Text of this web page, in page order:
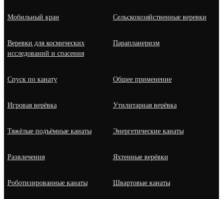
Мобильный кран Сельскохозяйственные веревки
Веревки для космических
исследований и спасения
Парапланеризм
Спуск по канату Общее применение
Игровая верёвка Утилитарная верёвка
Тяжёлые подъёмные канаты Энергетические канаты
Развлечения Яхтенные верёвки
Роботизированные канаты Швартовые канаты